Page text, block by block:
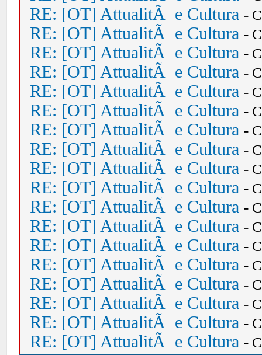
RE: [OT] AttualitÃ e Cultura -
RE: [OT] AttualitÃ e Cultura -
RE: [OT] AttualitÃ e Cultura -
RE: [OT] AttualitÃ e Cultura -
RE: [OT] AttualitÃ e Cultura -
RE: [OT] AttualitÃ e Cultura -
RE: [OT] AttualitÃ e Cultura -
RE: [OT] AttualitÃ e Cultura -
RE: [OT] AttualitÃ e Cultura -
RE: [OT] AttualitÃ e Cultura -
RE: [OT] AttualitÃ e Cultura -
RE: [OT] AttualitÃ e Cultura -
RE: [OT] AttualitÃ e Cultura -
RE: [OT] AttualitÃ e Cultura -
RE: [OT] AttualitÃ e Cultura -
RE: [OT] AttualitÃ e Cultura -
RE: [OT] AttualitÃ e Cultura -
RE: [OT] AttualitÃ e Cultura -